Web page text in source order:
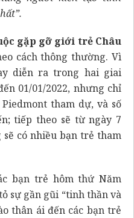
gặp gỡ giới trẻ Châu
cách thông thường. Vì
diễn ra trong hai giai
01/01/2022, nhưng chỉ
tham dự, và số
tiếp theo sẽ từ ngày 7
sẽ có nhiều bạn trẻ tham
bạn trẻ hôm thứ Năm
sự gần gũi “tinh thần và
thân ái đến các bạn trẻ